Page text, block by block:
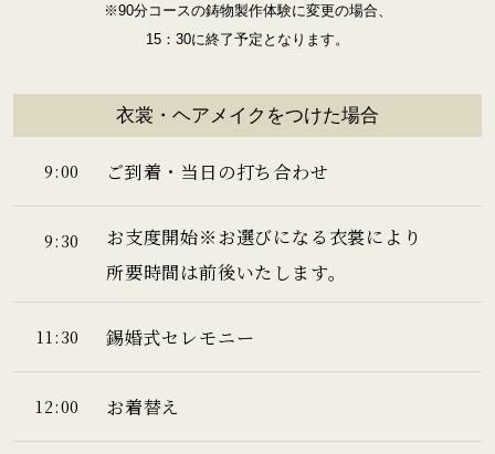
※90分コースの鋳物製作体験に変更の場合、
15：30に終了予定となります。
衣裳・ヘアメイクをつけた場合
9:00 ご到着・当日の打ち合わせ
9:30 お支度開始※お選びになる衣裳により
所要時間は前後いたします。
11:30 錫婚式セレモニー
12:00 お着替え